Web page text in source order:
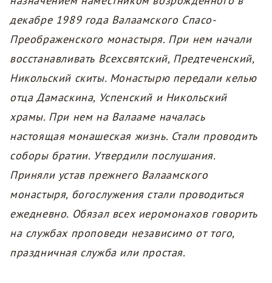
декабре 1989 года Валаамского Спасо-
Преображенского монастыря. При нем начали
восстанавливать Всехсвятский, Предтеченский,
Никольский скиты. Монастырю передали келью
отца Дамаскина, Успенский и Никольский
храмы. При нем на Валааме началась
настоящая монашеская жизнь. Стали проводить
соборы братии. Утвердили послушания.
Приняли устав прежнего Валаамского
монастыря, богослужения стали проводиться
ежедневно. Обязал всех иеромонахов говорить
на службах проповеди независимо от того,
праздничная служба или простая.